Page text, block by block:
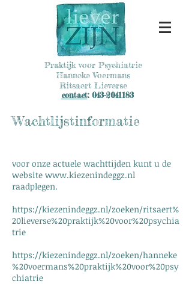
Praktijk voor Psychiatrie
Hanneke Voermans
Ritsaert Lieverse
contact: 043-2041183
Wachtlijstinformatie
voor onze actuele wachttijden kunt u de
website www.kiezenindeggz.nl
raadplegen.
https://kiezenindeggz.nl/zoeken/ritsaert%
20lieverse%20praktijk%20voor%20psychia
trie
https://kiezenindeggz.nl/zoeken/hanneke
%20voermans%20praktijk%20voor%20psy
chiatrie